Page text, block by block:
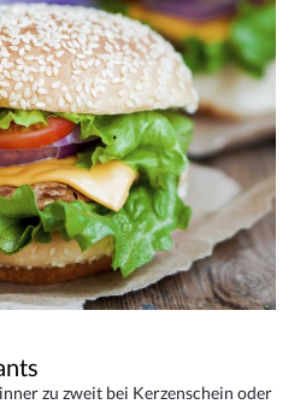
zu zweit bei Kerzenschein oder